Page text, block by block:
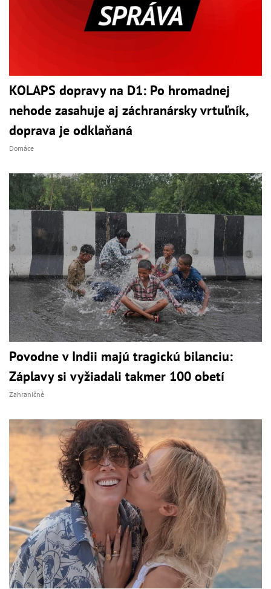
KOLAPS dopravy na D1: Po hromadnej
nehode zasahuje aj záchranársky vrtuľník,
doprava je odklaňaná
Domáce
Povodne v Indii majú tragickú bilanciu:
Záplavy si vyžiadali takmer 100 obetí
Zahraničné